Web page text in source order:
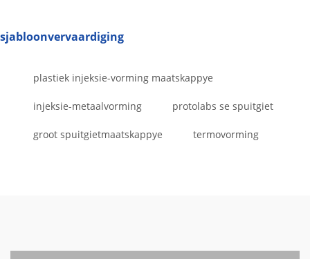
sjabloonvervaardiging
plastiek injeksie-vorming maatskappye
injeksie-metaalvorming protolabs se spuitgiet
groot spuitgietmaatskappye termovorming